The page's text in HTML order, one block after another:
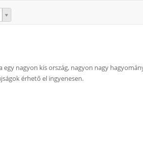
nagyon kis ország, nagyon nagy
érhető el ingyenesen.